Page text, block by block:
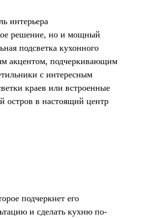
интерьера
решение, но и мощный
подсветка кухонного
акцентом, подчеркивающим
с интересным
краев или встроенные
остров в настоящий центр
подчеркнет его
и сделать кухню по-